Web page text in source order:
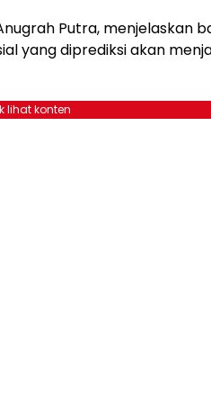
Putra, menjelaskan
yang diprediksi akan
lihat konten